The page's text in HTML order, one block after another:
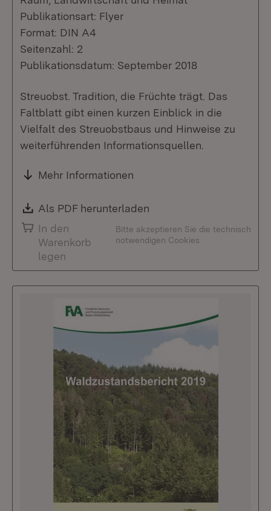
Publikationsart: Flyer
Format: DIN A4
Seitenzahl: 2
Publikationsdatum: September 2018
Streuobst. Tradition, die Früchte trägt. Das
Faltblatt gibt einen kurzen Einblick in die
Vielfalt des Streuobstbaus und Hinweise zu
weiterführenden Informationsquellen.
Mehr Informationen
Download:
Als PDF herunterladen
In den
Warenkorb
legen
Bitte akzeptieren Sie die technisch
notwendigen Cookies